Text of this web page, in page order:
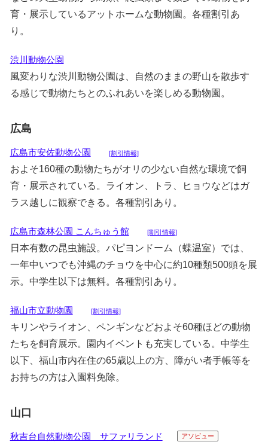
育・展示しているアットホームな動物園。各種割引あ
り。
渋川動物公園
風変わりな渋川動物公園は、自然のままの野山を散歩す
る感じで動物たちとのふれあいを楽しめる動物園。
広島
広島市安佐動物公園 [割引情報]
およそ160種の動物たちがオリの少ない自然な環境で飼
育・展示されている。ライオン、トラ、ヒョウなどはガ
ラス越しに観察できる。各種割引あり。
広島市森林公園 こんちゅう館 [割引情報]
日本有数の昆虫施設。パピヨンドーム（蝶温室）では、
一年中いつでも沖縄のチョウを中心に約10種類500頭を展
示。中学生以下は無料。各種割引あり。
福山市立動物園 [割引情報]
キリンやライオン、ペンギンなどおよそ60種ほどの動物
たちを飼育展示。園内イベントも充実している。中学生
以下、福山市内在住の65歳以上の方、障がい者手帳等を
お持ちの方は入園料免除。
山口
秋吉台自然動物公園 サファリランド アソビュー